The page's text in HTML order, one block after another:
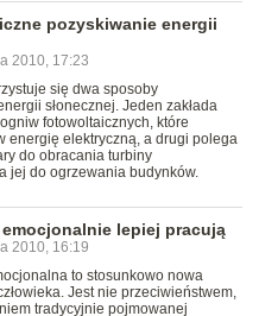
pozyskiwanie energii
2010, 17:23
się dwa sposoby
słonecznej. Jeden zakłada
fotowoltaicznych, które
energię elektryczną, a drugi polega
do obracania turbiny
jej do ogrzewania budynków.
lepiej pracują
2010, 16:19
to stosunkowo nowa
Jest nie przeciwieństwem,
tradycyjnie pojmowanej